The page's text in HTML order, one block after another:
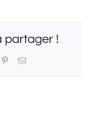
partager !
PinterestEmail